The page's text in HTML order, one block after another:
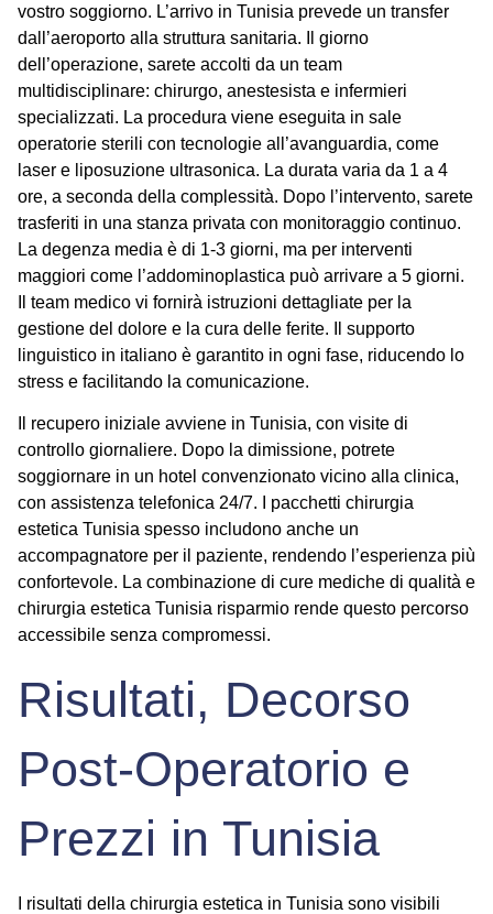
vostro soggiorno. L’arrivo in Tunisia prevede un transfer
dall’aeroporto alla struttura sanitaria. Il giorno
dell’operazione, sarete accolti da un team
multidisciplinare: chirurgo, anestesista e infermieri
specializzati. La procedura viene eseguita in sale
operatorie sterili con tecnologie all’avanguardia, come
laser e liposuzione ultrasonica. La durata varia da 1 a 4
ore, a seconda della complessità. Dopo l’intervento, sarete
trasferiti in una stanza privata con monitoraggio continuo.
La degenza media è di 1-3 giorni, ma per interventi
maggiori come l’addominoplastica può arrivare a 5 giorni.
Il team medico vi fornirà istruzioni dettagliate per la
gestione del dolore e la cura delle ferite. Il supporto
linguistico in italiano è garantito in ogni fase, riducendo lo
stress e facilitando la comunicazione.
Il recupero iniziale avviene in Tunisia, con visite di
controllo giornaliere. Dopo la dimissione, potrete
soggiornare in un hotel convenzionato vicino alla clinica,
con assistenza telefonica 24/7. I pacchetti chirurgia
estetica Tunisia spesso includono anche un
accompagnatore per il paziente, rendendo l’esperienza più
confortevole. La combinazione di cure mediche di qualità e
chirurgia estetica Tunisia risparmio rende questo percorso
accessibile senza compromessi.
Risultati, Decorso
Post-Operatorio e
Prezzi in Tunisia
I risultati della chirurgia estetica in Tunisia sono visibili